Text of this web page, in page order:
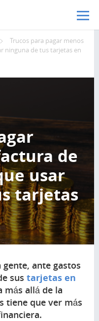
Trucos para pagar menos
ninguna de tus tarjetas en
de
usar
tarjetas
ante gastos
sus tarjetas en
más allá de la
tiene que ver más